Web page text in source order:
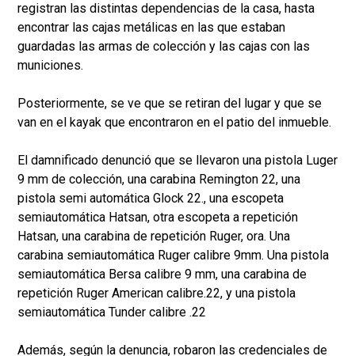
registran las distintas dependencias de la casa, hasta
encontrar las cajas metálicas en las que estaban
guardadas las armas de colección y las cajas con las
municiones.
Posteriormente, se ve que se retiran del lugar y que se
van en el kayak que encontraron en el patio del inmueble.
El damnificado denunció que se llevaron una pistola Luger
9 mm de colección, una carabina Remington 22, una
pistola semi automática Glock 22., una escopeta
semiautomática Hatsan, otra escopeta a repetición
Hatsan, una carabina de repetición Ruger, ora. Una
carabina semiautomática Ruger calibre 9mm. Una pistola
semiautomática Bersa calibre 9 mm, una carabina de
repetición Ruger American calibre.22, y una pistola
semiautomática Tunder calibre .22
Además, según la denuncia, robaron las credenciales de